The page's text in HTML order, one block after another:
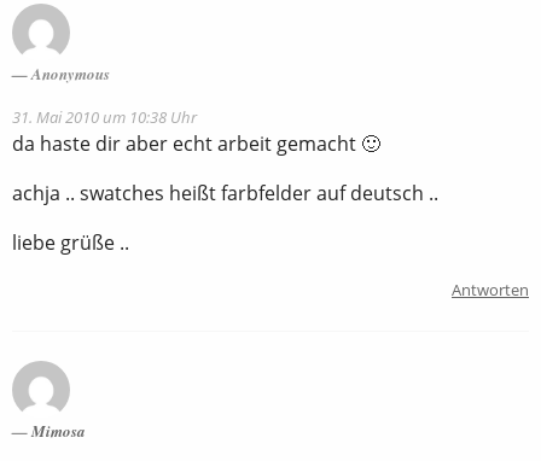
Anonymous
31. Mai 2010 um 10:38 Uhr
da haste dir aber echt arbeit gemacht 🙂
achja .. swatches heißt farbfelder auf deutsch ..
liebe grüße ..
Antworten
Mimosa